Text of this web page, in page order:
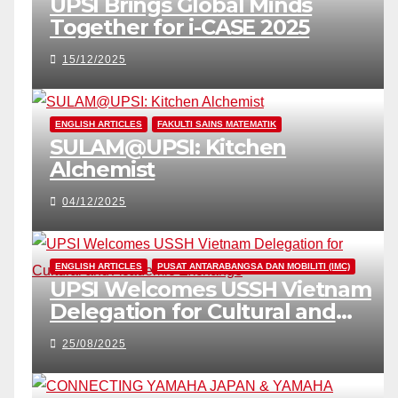
UPSI Brings Global Minds
Together for i-CASE 2025
15/12/2025
ENGLISH ARTICLES FAKULTI SAINS MATEMATIK
SULAM@UPSI: Kitchen
Alchemist
04/12/2025
ENGLISH ARTICLES PUSAT ANTARABANGSA DAN MOBILITI (IMC)
UPSI Welcomes USSH Vietnam
Delegation for Cultural and
Academic Exchange
25/08/2025